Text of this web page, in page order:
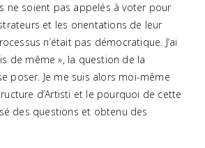
ne soient pas appelés à voter pour
et les orientations de leur
n’était pas démocratique. J’ai
de même », la question de la
poser. Je me suis alors moi-même
d’Artisti et le pourquoi de cette
des questions et obtenu des